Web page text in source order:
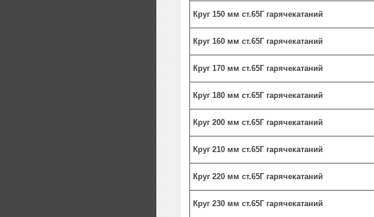
Круг 150 мм ст.65Г гарячекатаний
Круг 160 мм ст.65Г гарячекатаний
Круг 170 мм ст.65Г гарячекатаний
Круг 180 мм ст.65Г гарячекатаний
Круг 200 мм ст.65Г гарячекатаний
Круг 210 мм ст.65Г гарячекатаний
Круг 220 мм ст.65Г гарячекатаний
Круг 230 мм ст.65Г гарячекатаний